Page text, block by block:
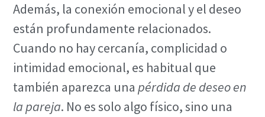
Además, la conexión emocional y el deseo
están profundamente relacionados.
Cuando no hay cercanía, complicidad o
intimidad emocional, es habitual que
también aparezca una pérdida de deseo en
la pareja. No es solo algo físico, sino una